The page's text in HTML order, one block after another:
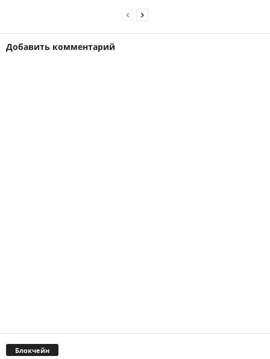
Добавить комментарий
Блокчейн